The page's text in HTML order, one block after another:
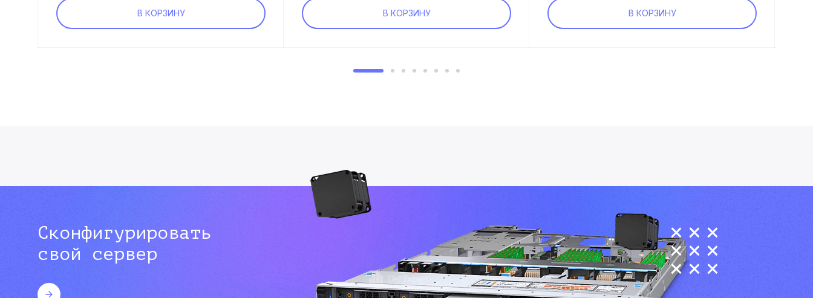
В КОРЗИНУ В КОРЗИНУ В КОРЗИНУ
Сконфигурировать
свой сервер